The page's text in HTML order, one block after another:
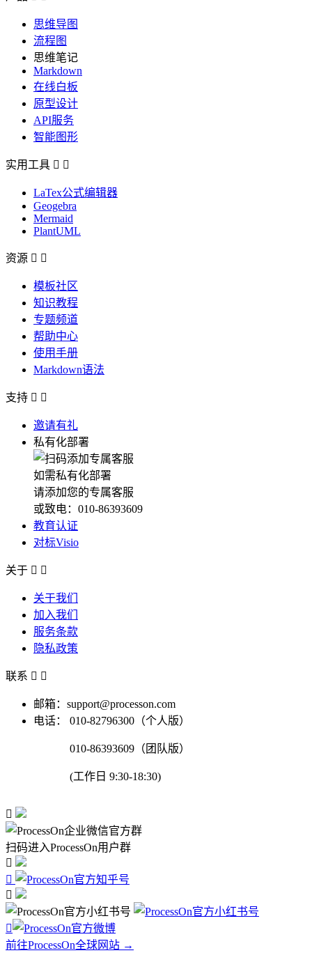
思维导图
流程图
思维笔记
Markdown
在线白板
原型设计
API服务
智能图形
实用工具  
LaTex公式编辑器
Geogebra
Mermaid
PlantUML
资源  
模板社区
知识教程
专题频道
帮助中心
使用手册
Markdown语法
支持  
邀请有礼
私有化部署
如需私有化部署
请添加您的专属客服
或致电：010-86393609
教育认证
对标Visio
关于  
关于我们
加入我们
服务条款
隐私政策
联系  
邮箱：support@processon.com
电话：
010-82796300（个人版）
010-86393609（团队版）
(工作日 9:30-18:30)

扫码进入ProcessOn用户群




前往ProcessOn全球网站 →